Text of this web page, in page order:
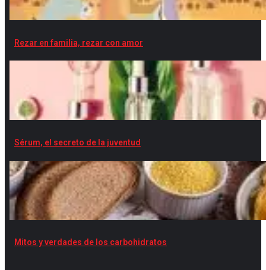
Rezar en familia, rezar con amor
Sérum, el secreto de la juventud
Mitos y verdades de los carbohidratos